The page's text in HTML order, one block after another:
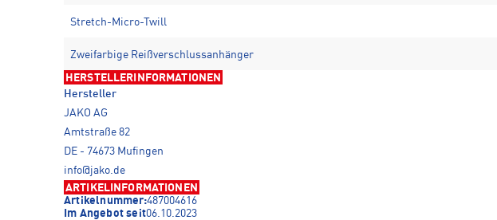
Stretch-Micro-Twill
Zweifarbige Reißverschlussanhänger
HERSTELLERINFORMATIONEN
Hersteller
JAKO AG
Amtstraße 82
DE - 74673 Mufingen
info@jako.de
ARTIKELINFORMATIONEN
Artikelnummer:487004616
Im Angebot seit06.10.2023